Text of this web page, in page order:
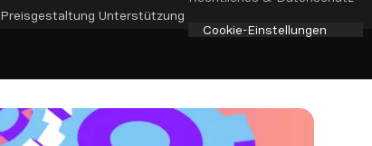
Preisgestaltung Unterstützung
Cookie-Einstellungen